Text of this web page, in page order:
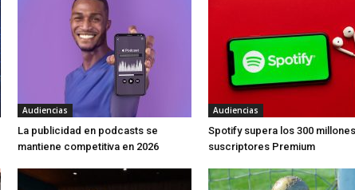
Audiencias
La publicidad en podcasts se
mantiene competitiva en 2026
Audiencias
Spotify supera los 300
suscriptores Premium